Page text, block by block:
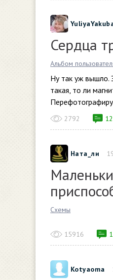
Сердца
Альбом
Ну так уж вышло.
такая, то ли
2792
Ната_ли
Схемы
15916
Kotyaoma